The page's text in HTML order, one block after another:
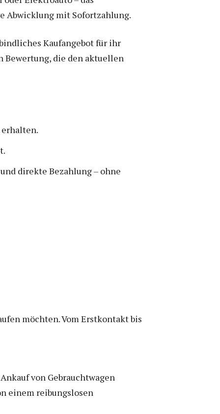
Abwicklung mit Sofortzahlung.
Kaufangebot für ihr
die den aktuellen
direkte Bezahlung – ohne
möchten. Vom Erstkontakt bis
von Gebrauchtwagen
einem reibungslosen